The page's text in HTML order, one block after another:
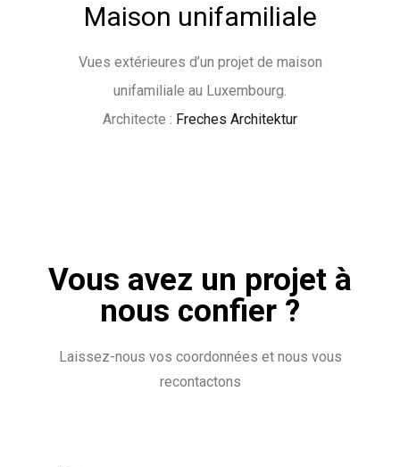
Maison unifamiliale
Vues extérieures d’un projet de maison
unifamiliale au Luxembourg.
Architecte : Freches Architektur
Vous avez un projet à
nous confier ?
Laissez-nous vos coordonnées et nous vous
recontactons